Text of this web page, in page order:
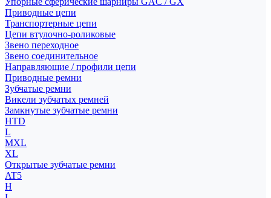
Приводные цепи
Транспортерные цепи
Цепи втулочно-роликовые
Звено переходное
Звено соединительное
Направляющие / профили цепи
Приводные ремни
Зубчатые ремни
Викели зубчатых ремней
Замкнутые зубчатые ремни
HTD
L
MXL
XL
Открытые зубчатые ремни
AT5
H